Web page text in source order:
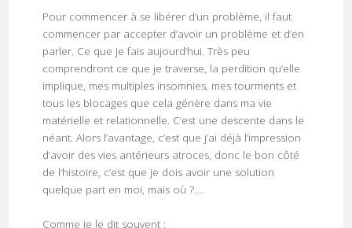
Pour commencer à se libérer d’un problème, il faut
commencer par accepter d’avoir un problème et d’en
parler. Ce que je fais aujourd’hui. Très peu
comprendront ce que je traverse, la perdition qu’elle
implique, mes multiples insomnies, mes tourments et
tous les blocages que cela génère dans ma vie
matérielle et relationnelle. C’est une descente dans le
néant. Alors l’avantage, c’est que j’ai déjà l’impression
d’avoir des vies antérieurs atroces, donc le bon côté
de l’histoire, c’est que je dois avoir une solution
quelque part en moi, mais où ?….
Comme je le dit souvent :